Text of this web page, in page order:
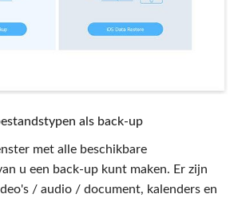
als back-up
met alle beschikbare
u een back-up kunt maken. Er zijn
/ audio / document, kalenders en